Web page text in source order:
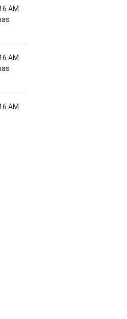
AM
AM
AM